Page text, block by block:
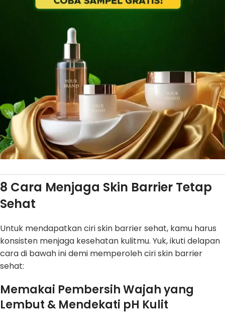
8 Cara Menjaga Skin Barrier Tetap
Sehat
Untuk mendapatkan ciri skin barrier sehat, kamu harus
konsisten menjaga kesehatan kulitmu. Yuk, ikuti delapan
cara di bawah ini demi memperoleh ciri skin barrier
sehat:
Memakai Pembersih Wajah yang
Lembut & Mendekati pH Kulit